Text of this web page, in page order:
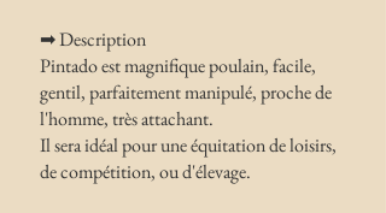
➡ Description
Pintado est magnifique poulain, facile,
gentil, parfaitement manipulé, proche de
l'homme, très attachant.
Il sera idéal pour une équitation de loisirs,
de compétition, ou d'élevage.